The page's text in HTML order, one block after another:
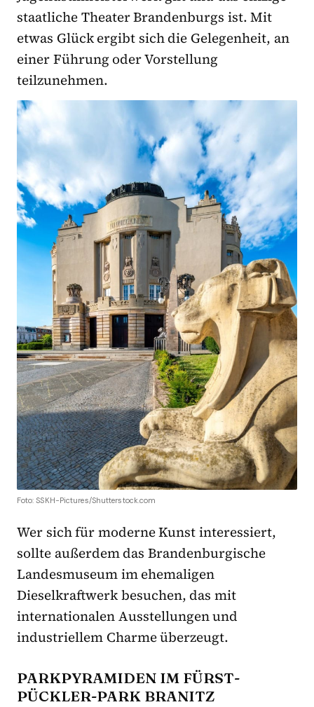
staatliche Theater Brandenburgs ist. Mit
etwas Glück ergibt sich die Gelegenheit, an
einer Führung oder Vorstellung
teilzunehmen.
Foto: SSKH-Pictures/Shutterstock.com
Wer sich für moderne Kunst interessiert,
sollte außerdem das Brandenburgische
Landesmuseum im ehemaligen
Dieselkraftwerk besuchen, das mit
internationalen Ausstellungen und
industriellem Charme überzeugt.
PARKPYRAMIDEN IM FÜRST-
PÜCKLER-PARK BRANITZ